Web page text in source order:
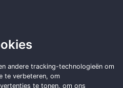
naar een
oplossing?
andere tracking-technologieën om
te verbeteren, om
te tonen, om ons